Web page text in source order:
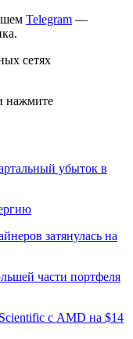
Telegram —
сетях
нажмите
убыток в
затянулась на
части портфеля
с AMD на $14